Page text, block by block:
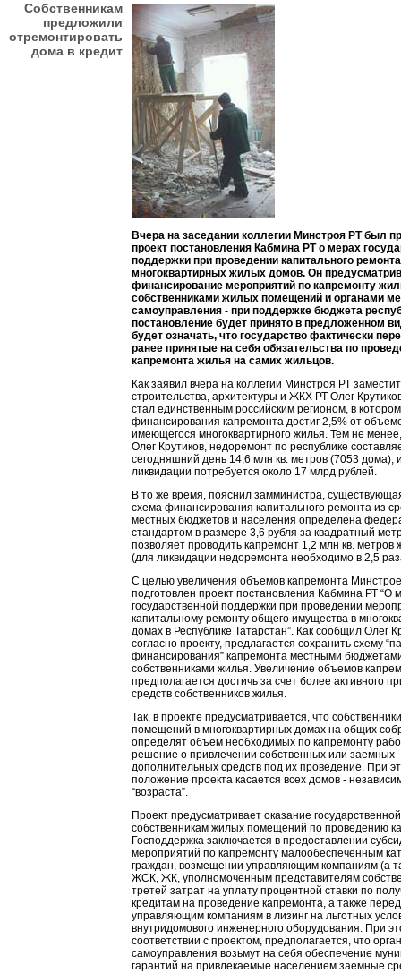
Собственникам
предложили
отремонтировать
дома в кредит
Вчера на заседании коллегии Минстроя РТ был
проект постановления Кабмина РТ о мерах
поддержки при проведении капитального ремонта
многоквартирных жилых домов. Он
финансирование мероприятий по капремонту
собственниками жилых помещений и органами
самоуправления - при поддержке бюджета
постановление будет принято в предложенном
будет означать, что государство фактически
ранее принятые на себя обязательства по
капремонта жилья на самих жильцов.
Как заявил вчера на коллегии Минстроя РТ
строительства, архитектуры и ЖКХ РТ Олег
стал единственным российским регионом, в
финансирования капремонта достиг 2,5% от
имеющегося многоквартирного жилья. Тем не
Олег Крутиков, недоремонт по республике
сегодняшний день 14,6 млн кв. метров (7053 дома),
ликвидации потребуется около 17 млрд рублей.
В то же время, пояснил замминистра,
схема финансирования капитального ремонта из
местных бюджетов и населения определена
стандартом в размере 3,6 рубля за квадратный
позволяет проводить капремонт 1,2 млн кв. метров
(для ликвидации недоремонта необходимо в 2,5
С целью увеличения объемов капремонта
подготовлен проект постановления Кабмина РТ “О
государственной поддержки при проведении
капитальному ремонту общего имущества в
домах в Республике Татарстан”. Как сообщил Олег
согласно проекту, предлагается сохранить схему
финансирования” капремонта местными
собственниками жилья. Увеличение объемов
предполагается достичь за счет более активного
средств собственников жилья.
Так, в проекте предусматривается, что
помещений в многоквартирных домах на общих
определят объем необходимых по капремонту
решение о привлечении собственных или заемных
дополнительных средств под их проведение. При
положение проекта касается всех домов -
“возраста”.
Проект предусматривает оказание
собственникам жилых помещений по проведению
Господдержка заключается в предоставлении
мероприятий по капремонту малообеспеченным
граждан, возмещении управляющим компаниям (а
ЖСК, ЖК, уполномоченным представителям
третей затрат на уплату процентной ставки по
кредитам на проведение капремонта, а также
управляющим компаниям в лизинг на льготных
внутридомового инженерного оборудования. При
соответствии с проектом, предполагается, что
самоуправления возьмут на себя обеспечение
гарантий на привлекаемые населением заемные